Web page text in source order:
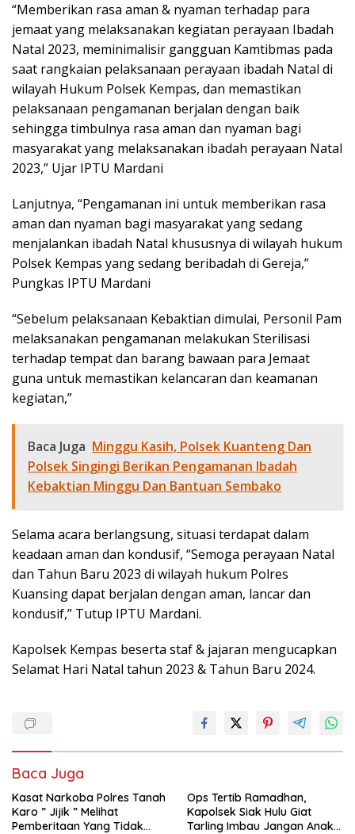
“Memberikan rasa aman & nyaman terhadap para
jemaat yang melaksanakan kegiatan perayaan Ibadah
Natal 2023, meminimalisir gangguan Kamtibmas pada
saat rangkaian pelaksanaan perayaan ibadah Natal di
wilayah Hukum Polsek Kempas, dan memastikan
pelaksanaan pengamanan berjalan dengan baik
sehingga timbulnya rasa aman dan nyaman bagi
masyarakat yang melaksanakan ibadah perayaan Natal
2023,” Ujar IPTU Mardani
Lanjutnya, “Pengamanan ini untuk memberikan rasa
aman dan nyaman bagi masyarakat yang sedang
menjalankan ibadah Natal khususnya di wilayah hukum
Polsek Kempas yang sedang beribadah di Gereja,”
Pungkas IPTU Mardani
“Sebelum pelaksanaan Kebaktian dimulai, Personil Pam
melaksanakan pengamanan melakukan Sterilisasi
terhadap tempat dan barang bawaan para Jemaat
guna untuk memastikan kelancaran dan keamanan
kegiatan,”
Baca Juga Minggu Kasih, Polsek Kuanteng Dan
Polsek Singingi Berikan Pengamanan Ibadah
Kebaktian Minggu Dan Bantuan Sembako
Selama acara berlangsung, situasi terdapat dalam
keadaan aman dan kondusif, “Semoga perayaan Natal
dan Tahun Baru 2023 di wilayah hukum Polres
Kuansing dapat berjalan dengan aman, lancar dan
kondusif,” Tutup IPTU Mardani.
Kapolsek Kempas beserta staf & jajaran mengucapkan
Selamat Hari Natal tahun 2023 & Tahun Baru 2024.
Baca Juga
Kasat Narkoba Polres Tanah
Karo ” Jijik ” Melihat
Pemberitaan Yang Tidak
Ops Tertib Ramadhan,
Kapolsek Siak Hulu Giat
Tarling Imbau Jangan Anak